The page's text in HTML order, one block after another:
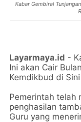
Kabar Gembira!
Layarmaya.id -
Ini akan Cair
Kemdikbud di
Pemerintah telah
penghasilan
Guru yang